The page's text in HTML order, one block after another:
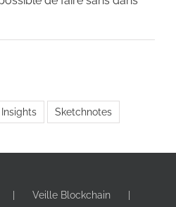
Insights Sketchnotes
Veille Blockchain